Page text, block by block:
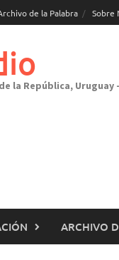
de la Palabra Sobre
la República,
ARCHIVO